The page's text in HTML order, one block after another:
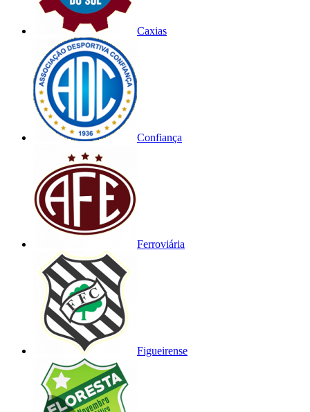
Caxias
Confiança
Ferroviária
Figueirense